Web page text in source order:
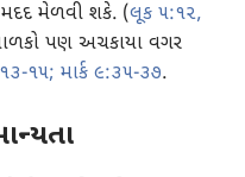
મેળવી શકે. (લૂક ૫:૧૨,
પણ અચકાયા વગર
૧૫; માર્ક ૯:૩૫-૩૭.